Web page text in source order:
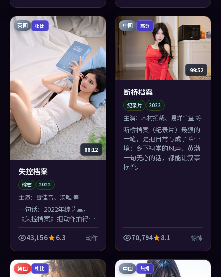
英国 杜比
88:12
失控档案
综艺 2022
主演： 雷佳音、汤唯 等
一句话：2022年综艺里，
《失控档案》把动作拍得不
像类型，而像命运本身的形
状。43,156 6.3 动作
中国 高分
99:52
断桥档案
纪录片 2022
主演：木村拓哉、易烊千玺 等
断桥档案（纪录片）最狠的
一笔，是把日常写成了险
境：乡下祠堂的风声、黄渤
一句无心的话，都能让叙事
拐弯。
70,794 8.1 惊悚
韩国 杜比 中国 热播